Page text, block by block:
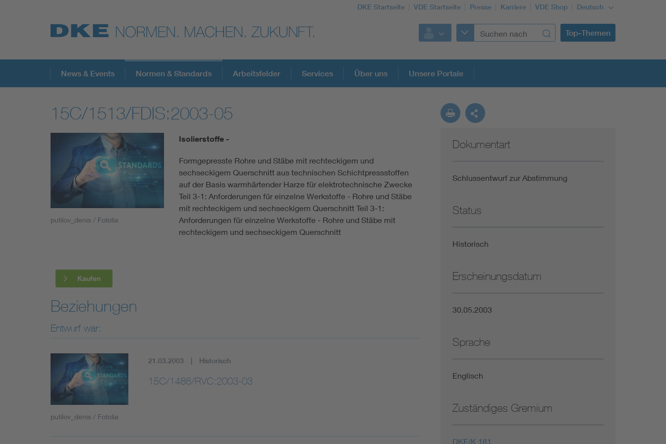
DKE Startseite VDE Startseite Presse Karriere VDE Shop Deutsch
Top-Themen
Top-Themen
VDE Fokusthemen
Digital Security
Energy
Mobility
Smart Cities
DKE Fachinformationen im Kontext der Normung
Circular Economy für mehr Ressourceneffizienz
Cybersecurity in der Industrieautomatisierung
DIN VDE 0100 für sichere Elektroinstallationen
Funktionale Sicherheit schützt den Menschen
Gleichstromanwendungen im Wachstum
News & Events Normen & Standards Arbeitsfelder Services Über uns Unsere Portale
15C/1513/FDIS:2003-05
putilov_denis / Fotolia
Isolierstoffe -
Formgepresste Rohre und Stäbe mit rechteckigem und
sechseckigem Querschnitt aus technischen Schichtpressstoffen
auf der Basis warmhärtender Harze für elektrotechnische Zwecke
Teil 3-1: Anforderungen für einzelne Werkstoffe - Rohre und Stäbe
mit rechteckigem und sechseckigem Querschnitt Teil 3-1:
Anforderungen für einzelne Werkstoffe - Rohre und Stäbe mit
rechteckigem und sechseckigem Querschnitt
Kaufen
Beziehungen
Entwurf war:
putilov_denis / Fotolia
21.03.2003 Historisch
15C/1486/RVC:2003-03
Dokumentart
Schlussentwurf zur Abstimmung
Status
Historisch
Erscheinungsdatum
30.05.2003
Sprache
Englisch
Zuständiges Gremium
DKE/K 181